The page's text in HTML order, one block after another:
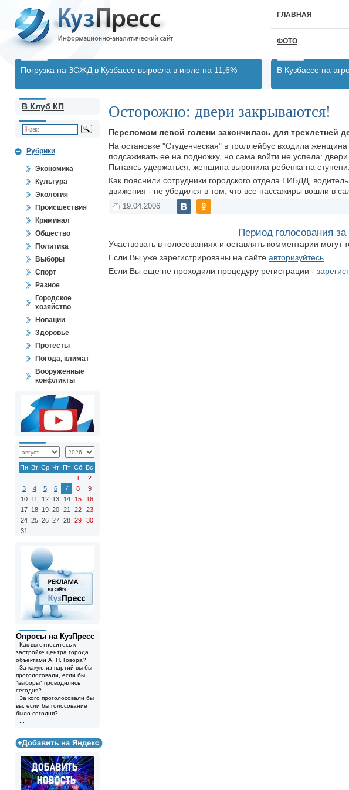
ГЛАВНАЯ
ФОТО
Погрузка на ЗСЖД в Кузбассе выросла в июле на 11,6% В Кузбассе на
В Клуб КП
Рубрики
Экономика
Культура
Экология
Происшествия
Криминал
Общество
Политика
Выборы
Спорт
Разное
Городское
хозяйство
Новации
Здоровье
Протесты
Погода, климат
Вооружённые
конфликты
Пн Вт Ср Чт Пт Сб Вс
1
2
3
4 5 6 7 8
9
10 11 12 13 14 15
16
17 18 19 20 21 22
23
24 25 26 27 28 29
30
31
Опросы на КузПресс
Как вы относитесь к
застройке центра города
объектами А. Н. Говора?
За какую из партий вы бы
проголосовали, если бы
"выборы" проводились
сегодня?
За кого проголосовали бы
вы, если бы голосование
было сегодня?
Осторожно: двери закрываются!
Переломом левой голени закончилась для трехлетней
На остановке "Студенческая" в троллейбус входила
подсаживать ее на подножку, но сама войти не успела:
Пытаясь удержаться, женщина выронила ребенка на
Как пояснили сотрудники городского отдела ГИБДД,
движения - не убедился в том, что все пассажиры вошли в
19.04.2006
Период голосования
Участвовать в голосованиях и оставлять комментарии могут
Если Вы уже зарегистрированы на сайте авторизуйтесь
Если Вы еще не проходили процедуру регистрации -